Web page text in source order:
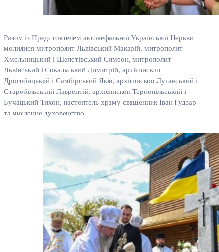
Разом із Предстоятелем автокефальної Української Церкви
молилися митрополит Львівський Макарій, митрополит
Хмельницький і Шепетівський Симеон, митрополит
Львівський і Сокальський Димитрій, архієпископ
Дрогобицький і Самбірський Яків, архієпископ Луганський і
Старобільський Лаврентій, архієпископ Тернопільський і
Бучацький Тихон, настоятель храму священник Іван Гудзар
та численне духовенство.